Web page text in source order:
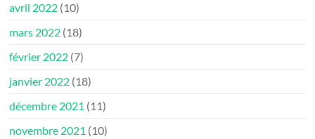
avril 2022 (10)
mars 2022 (18)
février 2022 (7)
janvier 2022 (18)
décembre 2021 (11)
novembre 2021 (10)